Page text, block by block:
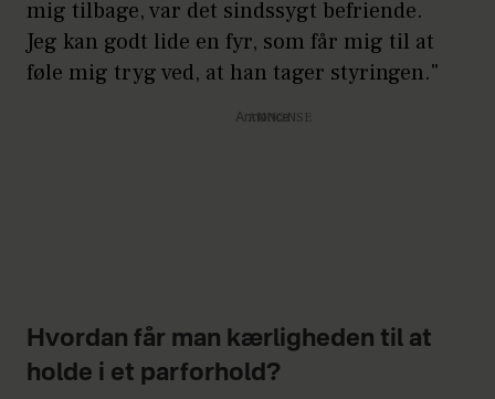
mig tilbage, var det sindssygt befriende.
Jeg kan godt lide en fyr, som får mig til at
føle mig tryg ved, at han tager styringen."
Annonce
Hvordan får man kærligheden til at
holde i et parforhold?